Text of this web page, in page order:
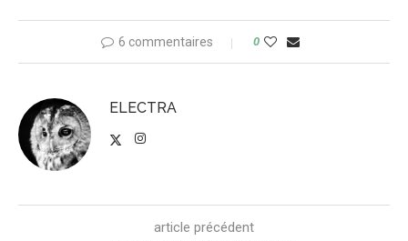
6 commentaires 0
ELECTRA
article précédent